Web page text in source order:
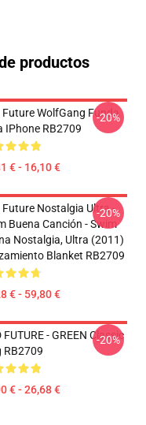
productos
Future WolfGang Funda
IPhone RB2709
€ - 16,10 €
-20%
Future Nostalgia Ultra -
Buena Canción - Swim
Nostalgia, Ultra (2011)
Blanket RB2709
€ - 59,80 €
-20%
FUTURE - GREEN Classic
RB2709
€ - 26,68 €
-20%